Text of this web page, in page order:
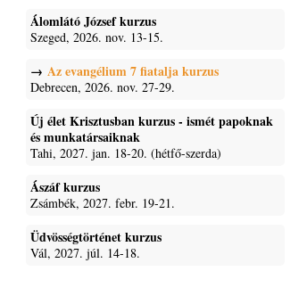
Álomlátó József kurzus
Szeged, 2026. nov. 13-15.
Az evangélium 7 fiatalja kurzus
Debrecen, 2026. nov. 27-29.
Új élet Krisztusban kurzus - ismét papoknak
és munkatársaiknak
Tahi, 2027. jan. 18-20. (hétfő-szerda)
Ászáf kurzus
Zsámbék, 2027. febr. 19-21.
Üdvösségtörténet kurzus
Vál, 2027. júl. 14-18.